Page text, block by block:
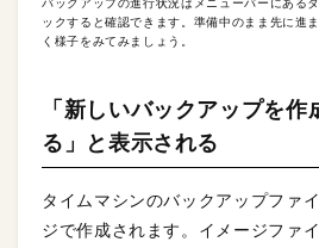
ックすると確認できます。準備中のまま先に進
く様子をみてみましょう。
「新しいバックアップを
る」と表示される
タイムマシンのバックアップファ
ジで作成されます。イメージファ